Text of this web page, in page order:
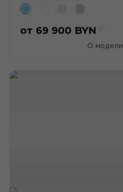
от 69 900 BYN
О модели